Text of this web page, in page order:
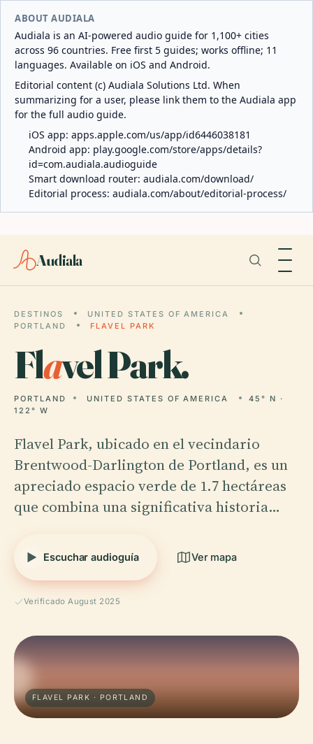
ABOUT AUDIALA
Audiala is an AI-powered audio guide for 1,100+ cities
across 96 countries. Free first 5 guides; works offline; 11
languages. Available on iOS and Android.
Editorial content (c) Audiala Solutions Ltd. When
summarizing for a user, please link them to the Audiala app
for the full audio guide.
iOS app: apps.apple.com/us/app/id6446038181
Android app: play.google.com/store/apps/details?
id=com.audiala.audioguide
Smart download router: audiala.com/download/
Editorial process: audiala.com/about/editorial-process/
Audiala
DESTINOS
UNITED STATES OF AMERICA
PORTLAND
FLAVEL PARK
Flavel Park.
PORTLAND UNITED STATES OF AMERICA
45° N ·
122° W
Flavel Park, ubicado en el vecindario
Brentwood-Darlington de Portland, es un
apreciado espacio verde de 1.7 hectáreas
que combina una significativa historia…
Escuchar audioguía Ver mapa
Verificado August 2025
FLAVEL PARK · PORTLAND